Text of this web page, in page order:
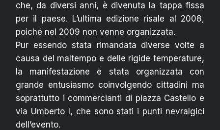
che, da diversi anni, è divenuta la tappa fissa
per il paese. L’ultima edizione risale al 2008,
poiché nel 2009 non venne organizzata.
Pur essendo stata rimandata diverse volte a
causa del maltempo e delle rigide temperature,
la manifestazione è stata organizzata con
grande entusiasmo coinvolgendo cittadini ma
soprattutto i commercianti di piazza Castello e
via Umberto I, che sono stati i punti nevralgici
dell’evento.